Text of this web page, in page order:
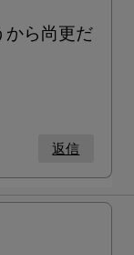
から尚更だ
返信